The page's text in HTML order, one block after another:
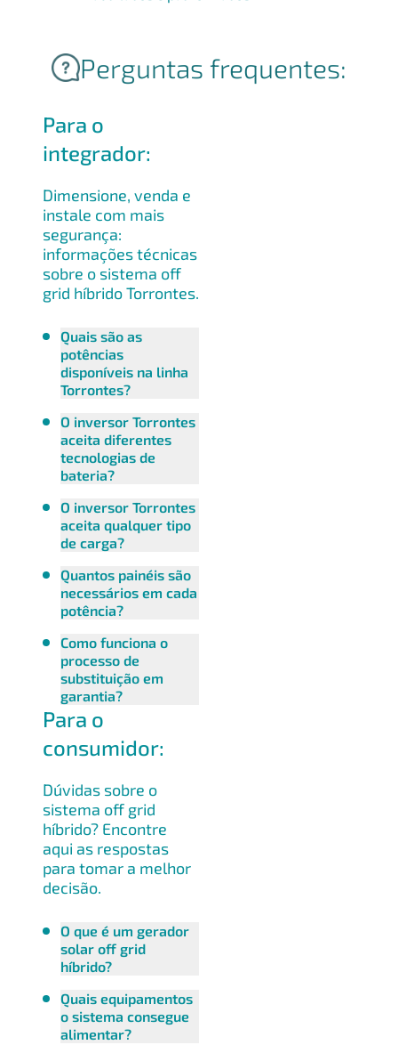
Perguntas frequentes:
Para o
integrador:
Dimensione, venda e
instale com mais
segurança:
informações técnicas
sobre o sistema off
grid híbrido Torrontes.
Quais são as
potências
disponíveis na linha
Torrontes?
O inversor Torrontes
aceita diferentes
tecnologias de
bateria?
O inversor Torrontes
aceita qualquer tipo
de carga?
Quantos painéis são
necessários em cada
potência?
Como funciona o
processo de
substituição em
garantia?
Para o
consumidor:
Dúvidas sobre o
sistema off grid
híbrido? Encontre
aqui as respostas
para tomar a melhor
decisão.
O que é um gerador
solar off grid
híbrido?
Quais equipamentos
o sistema consegue
alimentar?